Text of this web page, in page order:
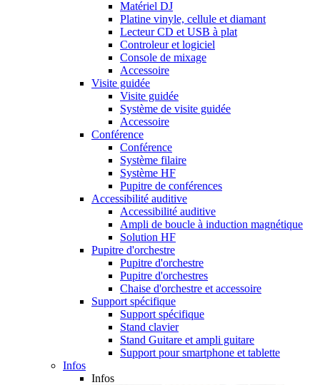
Matériel DJ
Platine vinyle, cellule et diamant
Lecteur CD et USB à plat
Controleur et logiciel
Console de mixage
Accessoire
Visite guidée
Visite guidée
Système de visite guidée
Accessoire
Conférence
Conférence
Système filaire
Système HF
Pupitre de conférences
Accessibilité auditive
Accessibilité auditive
Ampli de boucle à induction magnétique
Solution HF
Pupitre d'orchestre
Pupitre d'orchestre
Pupitre d'orchestres
Chaise d'orchestre et accessoire
Support spécifique
Support spécifique
Stand clavier
Stand Guitare et ampli guitare
Support pour smartphone et tablette
Infos
Infos